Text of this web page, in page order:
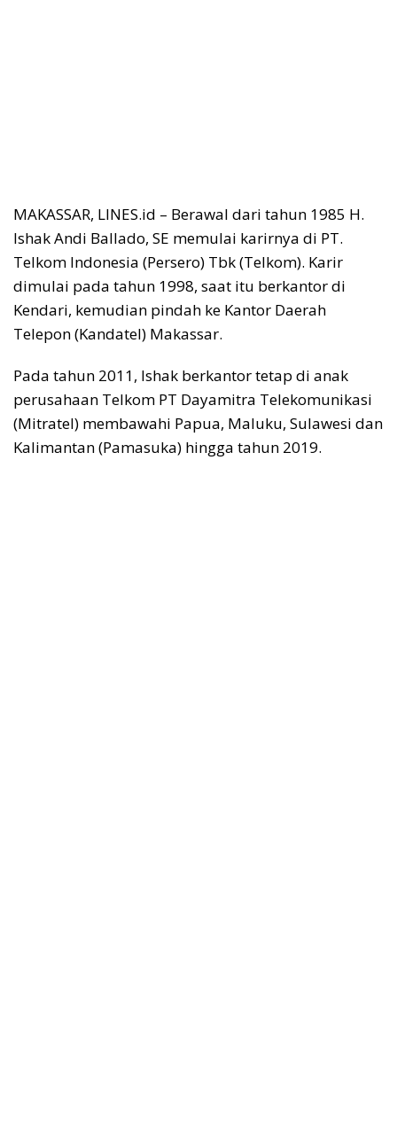
MAKASSAR, LINES.id – Berawal dari tahun 1985 H.
Ishak Andi Ballado, SE memulai karirnya di PT.
Telkom Indonesia (Persero) Tbk (Telkom). Karir
dimulai pada tahun 1998, saat itu berkantor di
Kendari, kemudian pindah ke Kantor Daerah
Telepon (Kandatel) Makassar.
Pada tahun 2011, Ishak berkantor tetap di anak
perusahaan Telkom PT Dayamitra Telekomunikasi
(Mitratel) membawahi Papua, Maluku, Sulawesi dan
Kalimantan (Pamasuka) hingga tahun 2019.